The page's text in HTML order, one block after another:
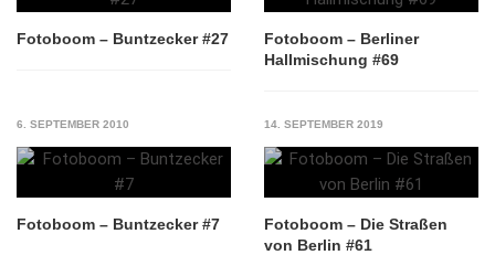
Fotoboom – Buntzecker #27
Fotoboom – Berliner
Hallmischung #69
6. SEPTEMBER 2010
Fotoboom – Buntzecker #7
14. SEPTEMBER 2019
Fotoboom – Die Straßen
von Berlin #61